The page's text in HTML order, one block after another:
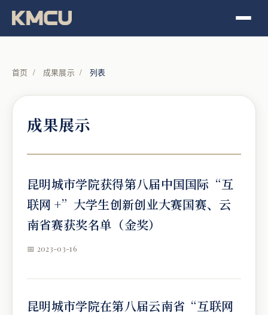
首页 / 成果展示 / 列表
成果展示
昆明城市学院获得第八届中国国际“互
联网 +”大学生创新创业大赛国赛、云
南省赛获奖名单（金奖）
📅 2023-03-16
昆明城市学院在第八届云南省“互联网